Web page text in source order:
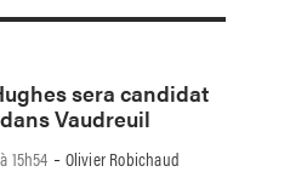
sera candidat
Vaudreuil
15h54 -Olivier Robichaud